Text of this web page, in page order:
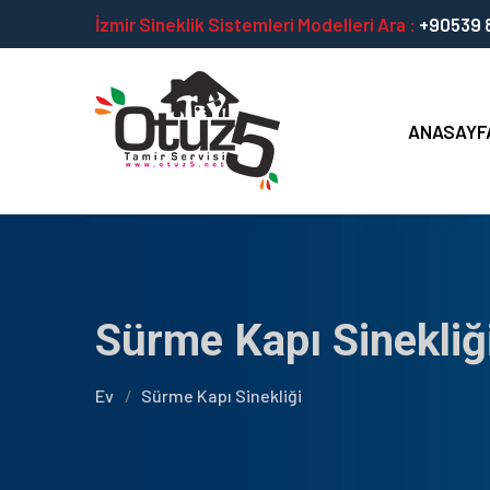
İzmir Sineklik Sistemleri Modelleri Ara : +90539
Sürme Kapı
Ev Sürme Kapı Sinekliği